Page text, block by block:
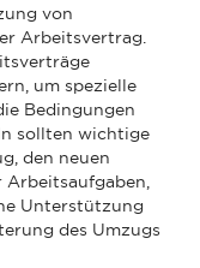
von
Arbeitsvertrag.
um spezielle
Bedingungen
sollten wichtige
den neuen
Unterstützung
des Umzugs